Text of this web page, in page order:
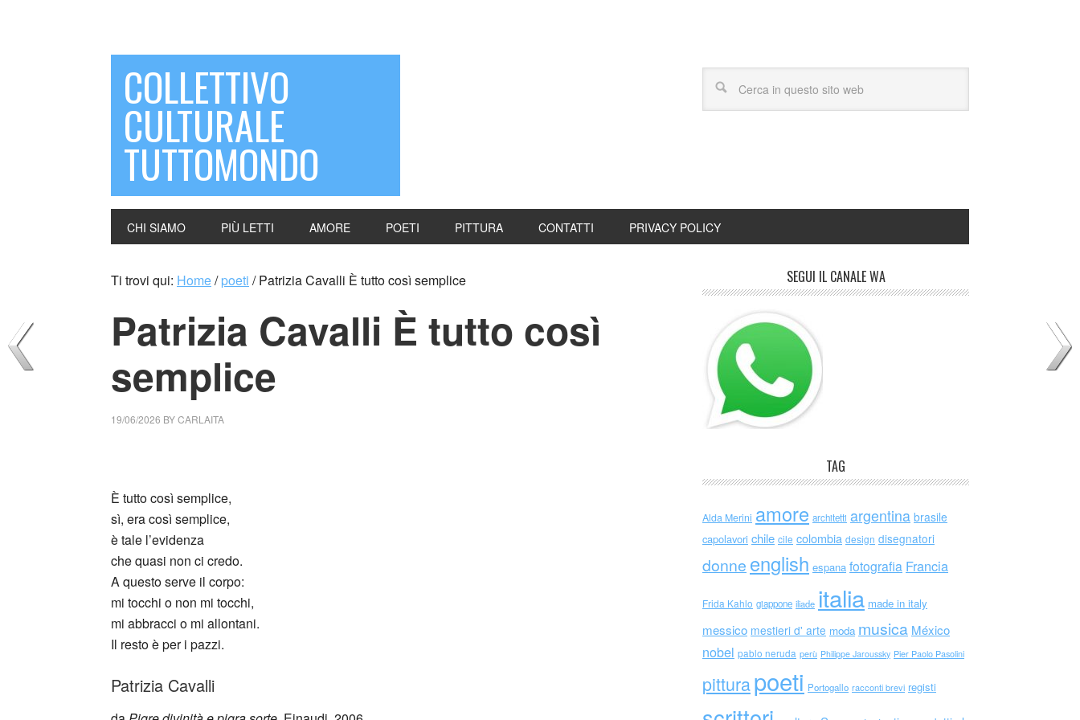
COLLETTIVO
CULTURALE
TUTTOMONDO
CHI SIAMO PIÙ LETTI AMORE POETI PITTURA CONTATTI PRIVACY POLICY
Ti trovi qui: Home/ poeti /Patrizia Cavalli È tutto così semplice
Patrizia Cavalli È tutto così
semplice
19/06/2026 BYCARLAITA
È tutto così semplice,
sì, era così semplice,
è tale l’evidenza
che quasi non ci credo.
A questo serve il corpo:
mi tocchi o non mi tocchi,
mi abbracci o mi allontani.
Il resto è per i pazzi.
Patrizia Cavalli
SEGUI IL CANALE WA
TAG
Alda Merini amore architetti argentina brasile
capolavori chile cile colombia design disegnatori
donne english espana fotografia Francia
Frida Kahlo giappone iliade italia made in italy
messico mestieri d' arte moda musica México
nobel pablo neruda perù Philippe Jaroussky Pier Paolo Pasolini
pitturapoeti Portogallo racconti brevi registi